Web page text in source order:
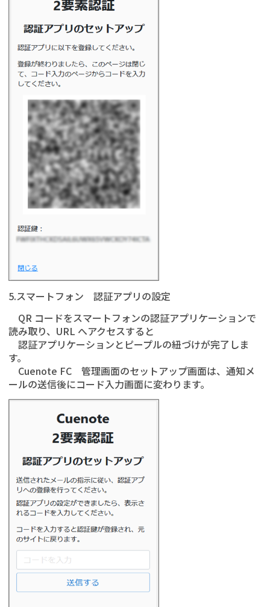
5.スマートフォン 認証アプリの設定
QR コードをスマートフォンの認証アプリケーションで
読み取り、URL へアクセスすると
認証アプリケーションとピープルの紐づけが完了しま
す。
Cuenote FC 管理画面のセットアップ画面は、通知メ
ールの送信後にコード入力画面に変わります。